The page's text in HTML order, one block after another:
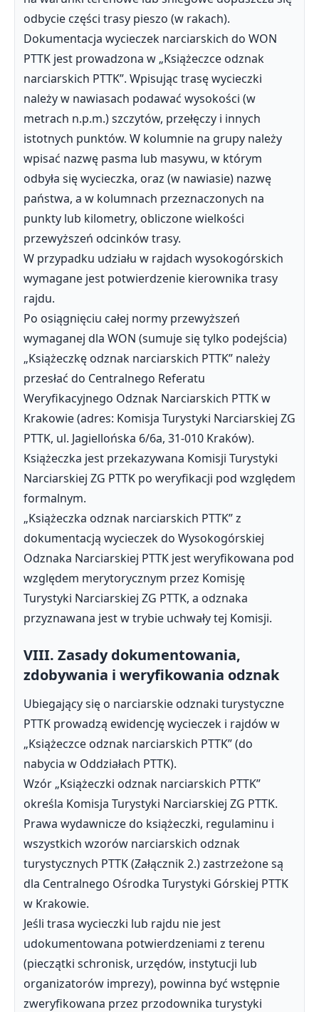
odbycie części trasy pieszo (w rakach).
Dokumentacja wycieczek narciarskich do WON
PTTK jest prowadzona w „Książeczce odznak
narciarskich PTTK”. Wpisując trasę wycieczki
należy w nawiasach podawać wysokości (w
metrach n.p.m.) szczytów, przełęczy i innych
istotnych punktów. W kolumnie na grupy należy
wpisać nazwę pasma lub masywu, w którym
odbyła się wycieczka, oraz (w nawiasie) nazwę
państwa, a w kolumnach przeznaczonych na
punkty lub kilometry, obliczone wielkości
przewyższeń odcinków trasy.
W przypadku udziału w rajdach wysokogórskich
wymagane jest potwierdzenie kierownika trasy
rajdu.
Po osiągnięciu całej normy przewyższeń
wymaganej dla WON (sumuje się tylko podejścia)
„Książeczkę odznak narciarskich PTTK” należy
przesłać do Centralnego Referatu
Weryfikacyjnego Odznak Narciarskich PTTK w
Krakowie (adres: Komisja Turystyki Narciarskiej ZG
PTTK, ul. Jagiellońska 6/6a, 31-010 Kraków).
Książeczka jest przekazywana Komisji Turystyki
Narciarskiej ZG PTTK po weryfikacji pod względem
formalnym.
„Książeczka odznak narciarskich PTTK” z
dokumentacją wycieczek do Wysokogórskiej
Odznaka Narciarskiej PTTK jest weryfikowana pod
względem merytorycznym przez Komisję
Turystyki Narciarskiej ZG PTTK, a odznaka
przyznawana jest w trybie uchwały tej Komisji.
VIII. Zasady dokumentowania,
zdobywania i weryfikowania odznak
Ubiegający się o narciarskie odznaki turystyczne
PTTK prowadzą ewidencję wycieczek i rajdów w
„Książeczce odznak narciarskich PTTK” (do
nabycia w Oddziałach PTTK).
Wzór „Książeczki odznak narciarskich PTTK”
określa Komisja Turystyki Narciarskiej ZG PTTK.
Prawa wydawnicze do książeczki, regulaminu i
wszystkich wzorów narciarskich odznak
turystycznych PTTK (Załącznik 2.) zastrzeżone są
dla Centralnego Ośrodka Turystyki Górskiej PTTK
w Krakowie.
Jeśli trasa wycieczki lub rajdu nie jest
udokumentowana potwierdzeniami z terenu
(pieczątki schronisk, urzędów, instytucji lub
organizatorów imprezy), powinna być wstępnie
zweryfikowana przez przodownika turystyki